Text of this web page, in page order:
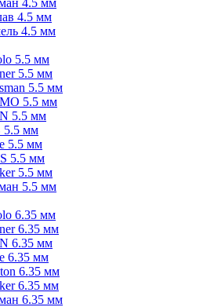
4.5 мм
4.5 мм
5.5 мм
5.5 мм
5.5 мм
5.5 мм
5.5 мм
5.5 мм
5.5 мм
5.5 мм
5.5 мм
5.5 мм
6.35 мм
6.35 мм
6.35 мм
6.35 мм
6.35 мм
6.35 мм
6.35 мм